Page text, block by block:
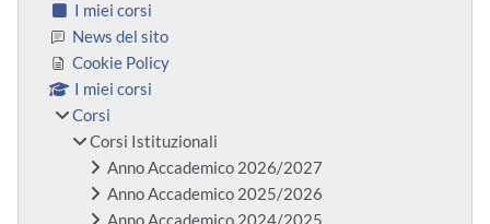
I miei corsi
News del sito
Cookie Policy
I miei corsi
Corsi
Corsi Istituzionali
Anno Accademico 2026/2027
Anno Accademico 2025/2026
Anno Accademico 2024/2025